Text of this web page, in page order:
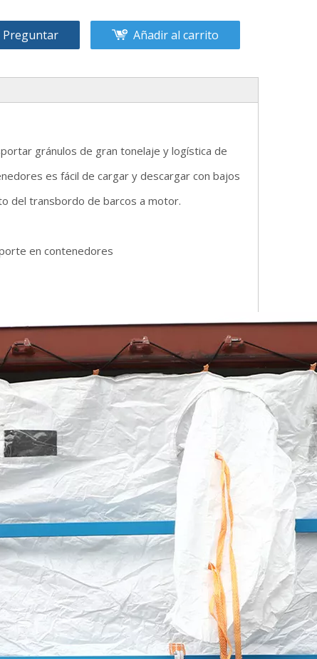
Preguntar Añadir al carrito
gránulos de gran tonelaje y logística de
es fácil de cargar y descargar con bajos
del transbordo de barcos a motor.
en contenedores